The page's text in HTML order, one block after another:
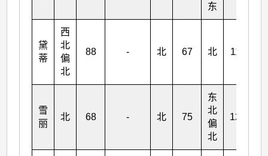
东
黛
蒂
西
北
偏
北
88 - 北 67 北 117
雪
丽
北 68 - 北 75
东
北
偏
北
124